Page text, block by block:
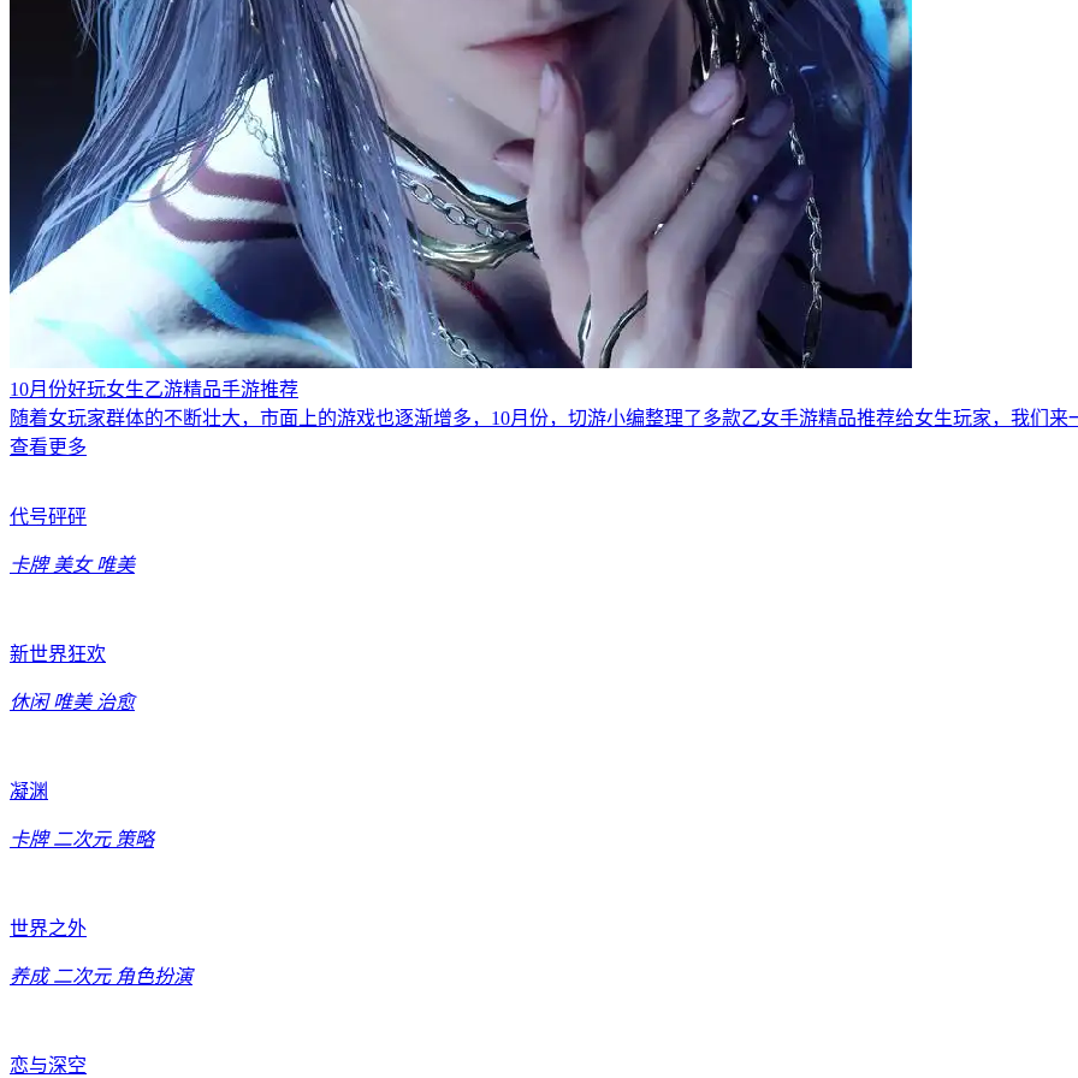
10月份好玩女生乙游精品手游推荐
随着女玩家群体的不断壮大，市面上的游戏也逐渐增多，10月份，切游小编整理了多款乙女手游精品推荐给女生玩家，我们来
查看更多
代号砰砰
卡牌 美女 唯美
新世界狂欢
休闲 唯美 治愈
凝渊
卡牌 二次元 策略
世界之外
养成 二次元 角色扮演
恋与深空